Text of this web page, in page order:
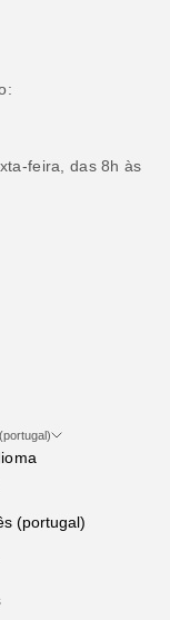
feira, das 8h às
(portugal)